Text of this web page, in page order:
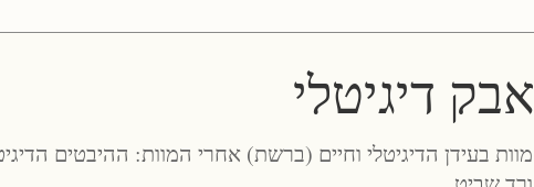
אבק דיגיטלי
מוות בעידן הדיגיטלי וחיים (ברשת) אחרי המוות: ההיבטים